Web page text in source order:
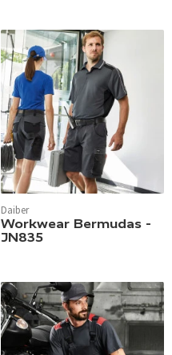
Daiber
Workwear Bermudas -
JN835